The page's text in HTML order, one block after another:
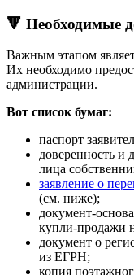
🔻 Необходимые
Важным этапом
Их необходимо
администрации.
Вот список бумаг:
паспорт
доверенность и
лица
заявление о
(см. ниже);
документ-
купли-продажи
документ о
из ЕГРН;
копия